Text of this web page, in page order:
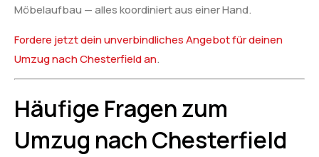
Möbelaufbau — alles koordiniert aus einer Hand.
Fordere jetzt dein unverbindliches Angebot für deinen
Umzug nach Chesterfield an.
Häufige Fragen zum
Umzug nach Chesterfield